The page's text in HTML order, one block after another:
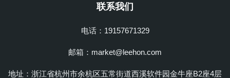
联系我们
电话：19157671329
邮箱：market@leehon.com
地址：浙江省杭州市余杭区五常街道西溪软件园金牛座B2座4层